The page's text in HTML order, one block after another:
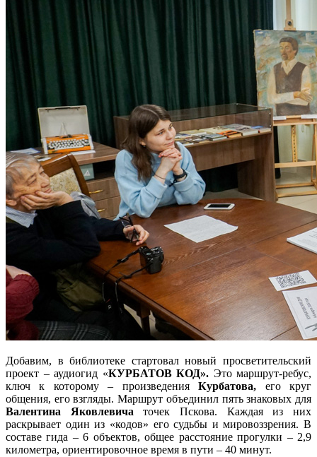
Добавим, в библиотеке стартовал новый просветительский
проект – аудиогид «КУРБАТОВ КОД». Это маршрут-ребус,
ключ к которому – произведенияКурбатова, его круг
общения, его взгляды. Маршрут объединил пять знаковых для
Валентина Яковлевича точек Пскова. Каждая из них
раскрывает один из «кодов» его судьбы и мировоззрения. В
составе гида – 6 объектов, общее расстояние прогулки – 2,9
километра, ориентировочное время в пути – 40 минут.